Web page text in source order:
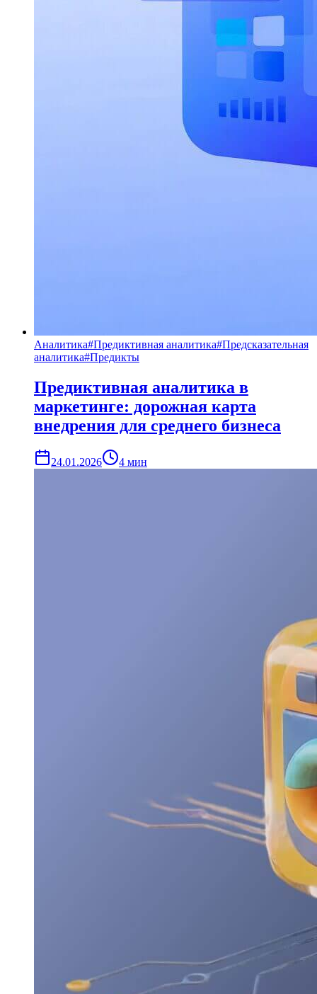
Аналитика#Предиктивная аналитика#Предсказательная
аналитика#Предикты
Предиктивная аналитика в
маркетинге: дорожная карта
внедрения для среднего бизнеса
24.01.2026 4 мин